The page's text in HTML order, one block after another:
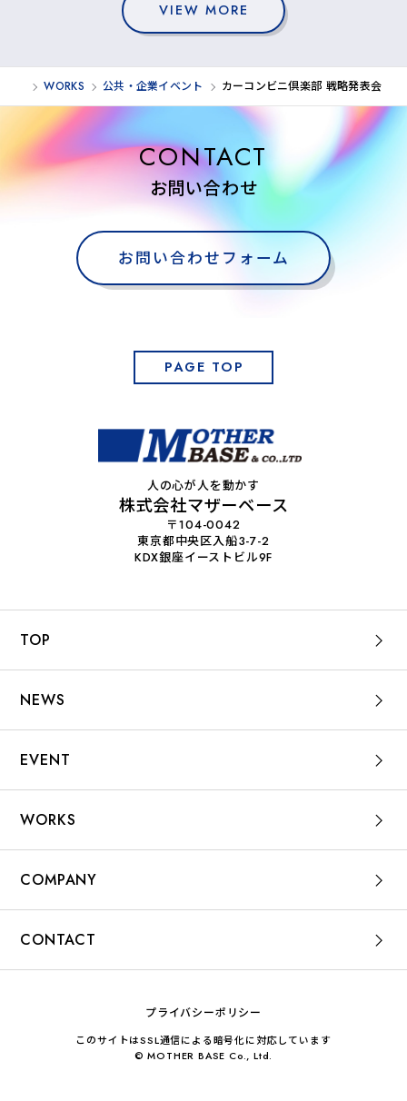
VIEW MORE
WORKS 公共・企業イベント カーコンビニ倶楽部 戦略発表会
CONTACT
お問い合わせ
お問い合わせフォーム
PAGE TOP
人の心が人を動かす
株式会社マザーベース
〒104-0042
東京都中央区入船3-7-2
KDX銀座イーストビル9F
TOP
NEWS
EVENT
WORKS
COMPANY
CONTACT
プライバシーポリシー
このサイトはSSL通信による暗号化に対応しています
© MOTHER BASE Co., Ltd.